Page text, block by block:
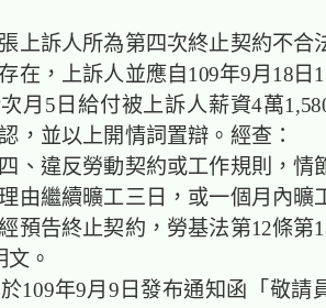
上訴人所為第四次終止契約不合
在，上訴人並應自109年9月18日
月5日給付被上訴人薪資4萬
，並以上開情詞置辯。經查：
違反勞動契約或工作規則，情
續曠工三日，或一個月內曠
預告終止契約，勞基法第12條第
。
年9月9日發布通知函「敬請